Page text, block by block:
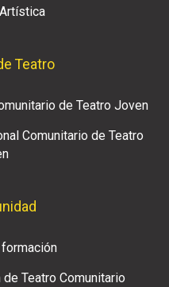
Teatro
de Teatro Joven
Comunitario de Teatro
Teatro Comunitario